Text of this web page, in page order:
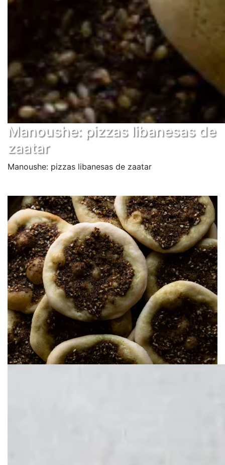
Manoushe: pizzas libanesas de
zaatar
Manoushe: pizzas libanesas de zaatar